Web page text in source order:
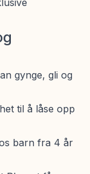
gynge, gli og
til å låse opp
barn fra 4 år